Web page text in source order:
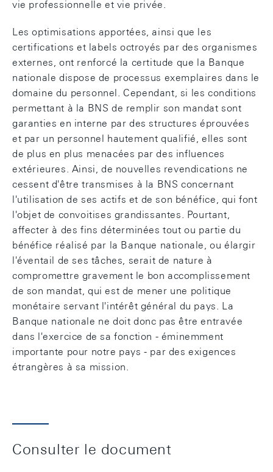
vie professionnelle et vie privée.
Les optimisations apportées, ainsi que les
certifications et labels octroyés par des organismes
externes, ont renforcé la certitude que la Banque
nationale dispose de processus exemplaires dans le
domaine du personnel. Cependant, si les conditions
permettant à la BNS de remplir son mandat sont
garanties en interne par des structures éprouvées
et par un personnel hautement qualifié, elles sont
de plus en plus menacées par des influences
extérieures. Ainsi, de nouvelles revendications ne
cessent d'être transmises à la BNS concernant
l'utilisation de ses actifs et de son bénéfice, qui font
l'objet de convoitises grandissantes. Pourtant,
affecter à des fins déterminées tout ou partie du
bénéfice réalisé par la Banque nationale, ou élargir
l'éventail de ses tâches, serait de nature à
compromettre gravement le bon accomplissement
de son mandat, qui est de mener une politique
monétaire servant l'intérêt général du pays. La
Banque nationale ne doit donc pas être entravée
dans l'exercice de sa fonction - éminemment
importante pour notre pays - par des exigences
étrangères à sa mission.
Consulter le document